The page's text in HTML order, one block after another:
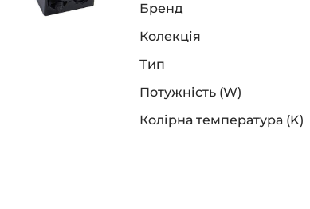
Бренд
Колекція
Тип
Потужність (W)
Колірна температура (K)